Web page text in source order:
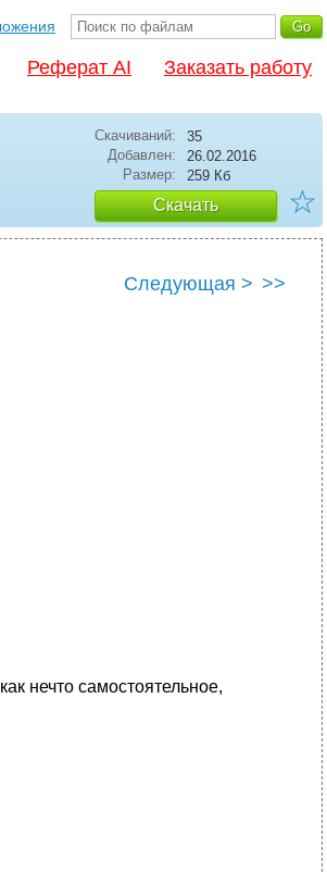
Реферат AI Заказать работу
Скачиваний:
35
Добавлен:
26.02.2016
Размер:
259 Кб
Скачать ☆
Следующая > >>
нечто самостоятельное,